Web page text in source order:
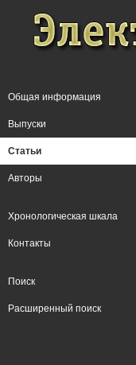
Общая информация
Выпуски
Статьи
Авторы
Хронологическая шкала
Контакты
Поиск
Расширенный поиск